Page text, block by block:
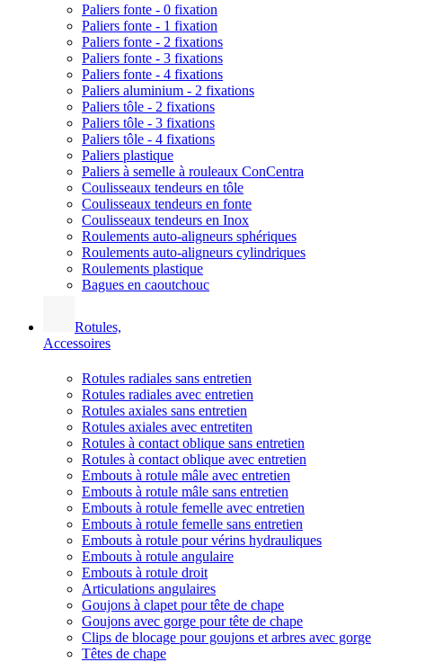
Paliers fonte - 0 fixation
Paliers fonte - 1 fixation
Paliers fonte - 2 fixations
Paliers fonte - 3 fixations
Paliers fonte - 4 fixations
Paliers aluminium - 2 fixations
Paliers tôle - 2 fixations
Paliers tôle - 3 fixations
Paliers tôle - 4 fixations
Paliers plastique
Paliers à semelle à rouleaux ConCentra
Coulisseaux tendeurs en tôle
Coulisseaux tendeurs en fonte
Coulisseaux tendeurs en Inox
Roulements auto-aligneurs sphériques
Roulements auto-aligneurs cylindriques
Roulements plastique
Bagues en caoutchouc
Rotules,
Accessoires
Rotules radiales sans entretien
Rotules radiales avec entretien
Rotules axiales sans entretien
Rotules axiales avec entretiten
Rotules à contact oblique sans entretien
Rotules à contact oblique avec entretien
Embouts à rotule mâle avec entretien
Embouts à rotule mâle sans entretien
Embouts à rotule femelle avec entretien
Embouts à rotule femelle sans entretien
Embouts à rotule pour vérins hydrauliques
Embouts à rotule angulaire
Embouts à rotule droit
Articulations angulaires
Goujons à clapet pour tête de chape
Goujons avec gorge pour tête de chape
Clips de blocage pour goujons et arbres avec gorge
Têtes de chape